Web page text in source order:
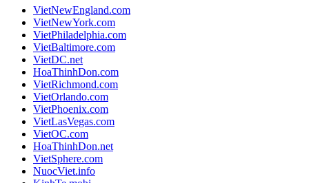
VietNewEngland.com
VietNewYork.com
VietPhiladelphia.com
VietBaltimore.com
VietDC.net
HoaThinhDon.com
VietRichmond.com
VietOrlando.com
VietPhoenix.com
VietLasVegas.com
VietOC.com
HoaThinhDon.net
VietSphere.com
NuocViet.info